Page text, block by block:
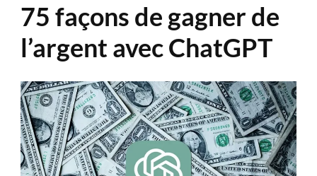
75 façons de gagner de
l’argent avec ChatGPT